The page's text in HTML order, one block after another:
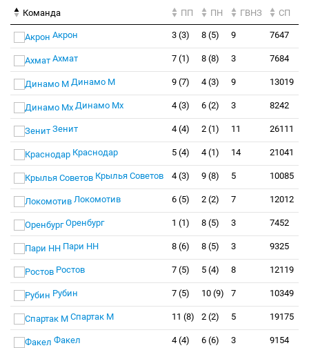
Команда ПП ПН ГВНЗ СП
Акрон 3 (3) 8 (5) 9 7647
Ахмат 7 (1) 8 (8) 3 7684
Динамо М 9 (7) 4 (3) 9 13019
Динамо Мх 4 (3) 6 (2) 3 8242
Зенит 4 (4) 2 (1) 11 26111
Краснодар 5 (4) 4 (1) 14 21041
Крылья Советов 4 (3) 9 (8) 5 10085
Локомотив 6 (5) 2 (2) 7 12012
Оренбург 1 (1) 8 (5) 3 7452
Пари НН 8 (6) 8 (5) 3 9325
Ростов 7 (5) 5 (4) 8 12119
Рубин 7 (5) 10 (9) 7 10349
Спартак М 11 (8) 2 (2) 5 19175
Факел 4 (4) 6 (6) 3 9154